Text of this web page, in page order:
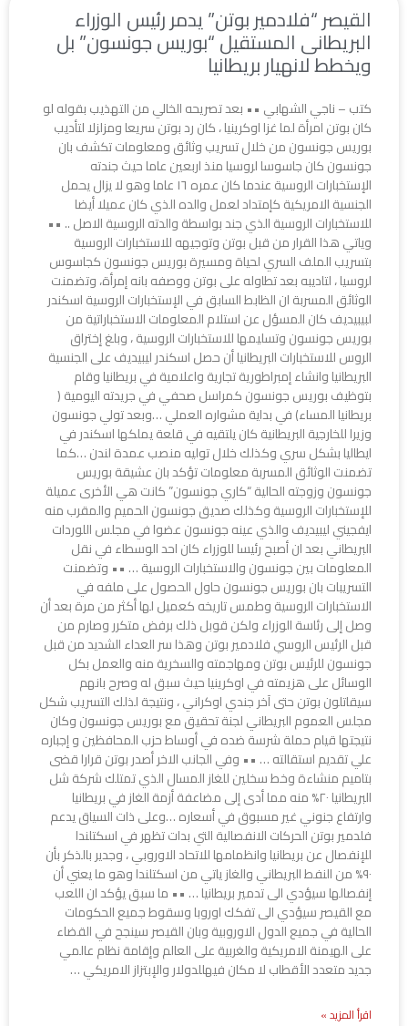
القيصر “فلادمير بوتن” يدمر رئيس الوزراء
البريطانى المستقيل “بوريس جونسون” بل
ويخطط لانهيار بريطانيا
كتب – ناجي الشهابي •• بعد تصريحه الخالي من التهذيب بقوله لو
كان بوتن امرأة لما غزا اوكرينيا ، كان رد بوتن سريعا ومزلزلا لتأديب
بوريس جونسون من خلال تسريب وثائق ومعلومات تكشف بان
جونسون كان جاسوسا لروسيا منذ اربعين عاما حيث جندته
الإستخبارات الروسية عندما كان عمره ١٦ عاما وهو لا يزال يحمل
الجنسية الامريكية كإمتداد لعمل والده الذي كان عميلا أيضا
للاستخبارات الروسية الذي جند بواسطة والدته الروسية الاصل .. ••
وياتي هذا القرار من قبل بوتن وتوجيهه للاستخبارات الروسية
بتسريب الملف السري لحياة ومسيرة بوريس جونسون كجاسوس
لروسيا ، لتاديبه بعد تطاوله على بوتن ووصفه بانه إمرأة، وتضمنت
الوثائق المسربة ان الظابط السابق في الإستخبارات الروسية اسكندر
لبيبيديف كان المسؤل عن استلام المعلومات الاستخباراتية من
بوريس جونسون وتسليمها للاستخبارات الروسية ، وبلغ إختراق
الروس للاستخبارات البريطانيا أن حصل اسكندر ليبيديف على الجنسية
البريطانيا وانشاء إمبراطورية تجارية واعلامية في بريطانيا وقام
بتوظيف بوريس جونسون كمراسل صحفي في جريدته اليومية (
بريطانيا المساء) في بداية مشواره العملي …وبعد تولي جونسون
وزيرا للخارجية البريطانية كان يلتقيه في قلعة يملكها اسكندر في
ايطاليا بشكل سري وكذلك خلال توليه منصب عمدة لندن …كما
تضمنت الوثائق المسربة معلومات تؤكد بان عشيقة بوريس
جونسون وزوجته الحالية “كاري جونسون” كانت هي الأخرى عميلة
للإستخبارات الروسية وكذلك صديق جونسون الحميم والمقرب منه
ايفجيني ليبيديف والذي عينه جونسون عضوا في مجلس اللوردات
البريطاني بعد ان أصبح رئيسا للوزراء كان احد الوسطاء في نقل
المعلومات بين جونسون والاستخبارات الروسية … •• وتضمنت
التسريبات بان بوريس جونسون حاول الحصول على ملفه في
الاستخبارات الروسية وطمس تاريخه كعميل لها أكثر من مرة بعد أن
وصل إلى رئاسة الوزراء ولكن قوبل ذلك برفض متكرر وصارم من
قبل الرئيس الروسي فلادمير بوتن وهذا سر العداء الشديد من قبل
جونسون للرئيس بوتن ومهاجمته والسخرية منه والعمل بكل
الوسائل على هزيمته في اوكرينيا حيث سبق له وصرح بانهم
سيقاتلون بوتن حتى آخر جندي اوكراني ، ونتيجة لذلك التسريب شكل
مجلس العموم البريطاني لجنة تحقيق مع بوريس جونسون وكان
نتيجتها قيام حملة شرسة ضده في أوساط حزب المحافظين و إجباره
علي تقديم استقالته … •• وفي الجانب الاخر أصدر بوتن قرارا قضى
بتاميم منشاءة وخط سخلين للغاز المسال الذي تمتلك شركة شل
البريطانيا ٢٠% منه مما أدى إلى مضاعفة أزمة الغاز في بريطانيا
وارتفاع جنوني غير مسبوق في أسعاره …وعلى ذات السياق يدعم
فلدمير بوتن الحركات الانفصالية التي بدات تظهر في اسكتلندا
للإنفصال عن بريطانيا وانظمامها للاتحاد الاوروبي ، وجدير بالذكر بأن
٩٠% من النفط البريطاني والغاز ياتي من اسكتلندا وهو ما يعني أن
إنفصالها سيؤدي الى تدمير بريطانيا … •• ما سبق يؤكد ان اللعب
مع القيصر سيؤدي الى تفكك اوروبا وسقوط جميع الحكومات
الحالية في جميع الدول الاوروبية وبان القيصر سينجح في القضاء
على الهيمنة الامريكية والغربية على العالم وإقامة نظام عالمي
جديد متعدد الأقطاب لا مكان فيهللدولار والإبتزاز الامريكي …
اقرأ المزيد »